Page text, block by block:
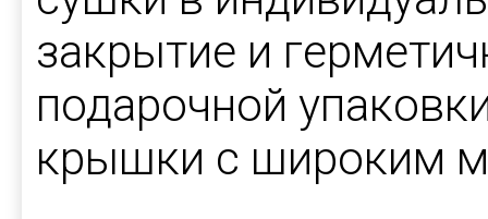
закрытие и
подарочной
крышки с широким